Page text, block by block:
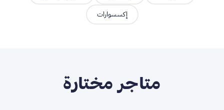
إكسسوارات
متاجر مختارة